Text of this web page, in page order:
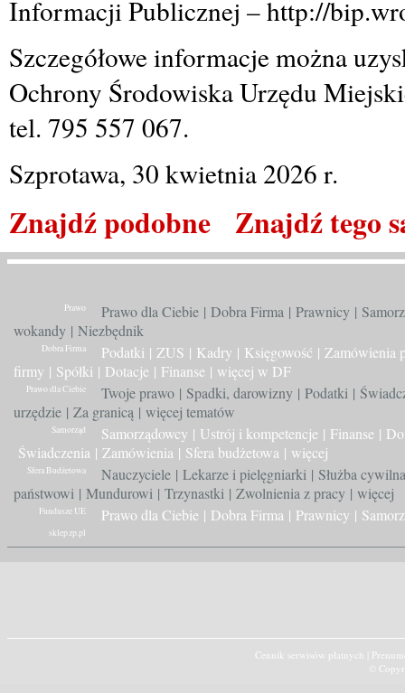
Informacji Publicznej – http://
Szczegółowe informacje można
Ochrony Środowiska Urzędu
tel. 795 557 067.
Szprotawa, 30 kwietnia 2026 r.
Znajdź podobne Znajdź tego
Prawo Prawo dla Ciebie | Dobra Firma | Prawnicy |
wokandy | Niezbędnik
Dobra Firma Podatki | ZUS | Kadry | Księgowość | Zamówienia
firmy | Spółki | Dotacje | Finanse | więcej w DF
Prawo dla Ciebie Twoje prawo | Spadki, darowizny | Podatki |
urzędzie | Za granicą | więcej tematów
Samorząd Samorządowcy | Ustrój i kompetencje | Finanse |
Świadczenia | Zamówienia | Sfera budżetowa | więcej
Sfera Budżetowa Nauczyciele | Lekarze i pielęgniarki | Służba cywilna
państwowi | Mundurowi | Trzynastki | Zwolnienia z pracy | więcej
Fundusze UE Prawo dla Ciebie | Dobra Firma | Prawnicy |
sklep.rp.pl
Cennik serwisów płatnych
©